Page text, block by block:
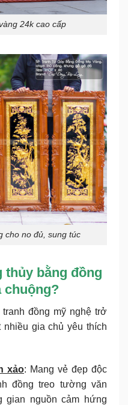
24k cao cấp
cho no đủ, sung túc
thủy bằng đồng
đồng mỹ nghệ trở
gia chủ yêu thích
xảo: Mang vẻ đẹp độc
đồng treo tường văn
gian nguồn cảm hứng